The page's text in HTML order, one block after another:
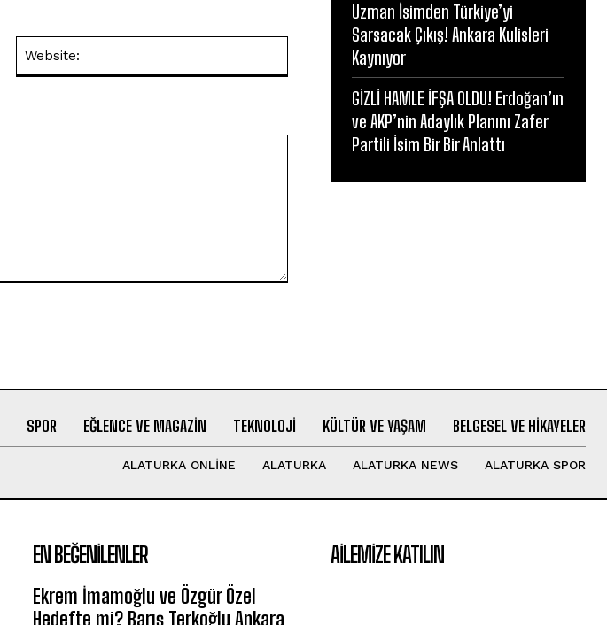
Posta:*
Uzman İsimden Türkiye’yi
Sarsacak Çıkış! Ankara Kulisleri
Kaynıyor
GİZLİ HAMLE İFŞA OLDU! Erdoğan’ın
ve AKP’nin Adaylık Planını Zafer
Partili İsim Bir Bir Anlattı
SPOR EĞLENCE VE MAGAZIN TEKNOLOJI KÜLTÜR VE YAŞAM BELGESEL VE HIKAYELER
ALATURKA ONLINE ALATURKA ALATURKA NEWS ALATURKA SPOR
EN BEĞENILENLER
Ekrem İmamoğlu ve Özgür Özel
Hedefte mi? Barış Terkoğlu Ankara
AILEMIZE KATILIN